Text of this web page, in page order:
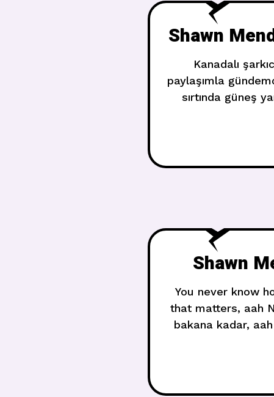
Shawn
Kanadalı
paylaşımla
sırtında güneş
hayranları
Shawn
You never know
that matters, aah
bakana kadar,